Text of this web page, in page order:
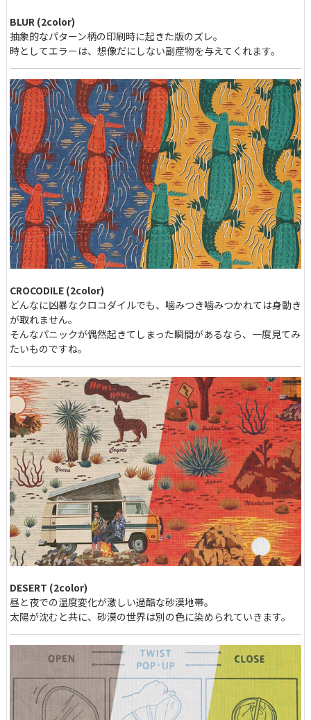
BLUR (2color)
抽象的なパターン柄の印刷時に起きた版のズレ。
時としてエラーは、想像だにしない副産物を与えてくれます。
CROCODILE (2color)
どんなに凶暴なクロコダイルでも、噛みつき噛みつかれては身動き
が取れません。
そんなパニックが偶然起きてしまった瞬間があるなら、一度見てみ
たいものですね。
DESERT (2color)
昼と夜での温度変化が激しい過酷な砂漠地帯。
太陽が沈むと共に、砂漠の世界は別の色に染められていきます。